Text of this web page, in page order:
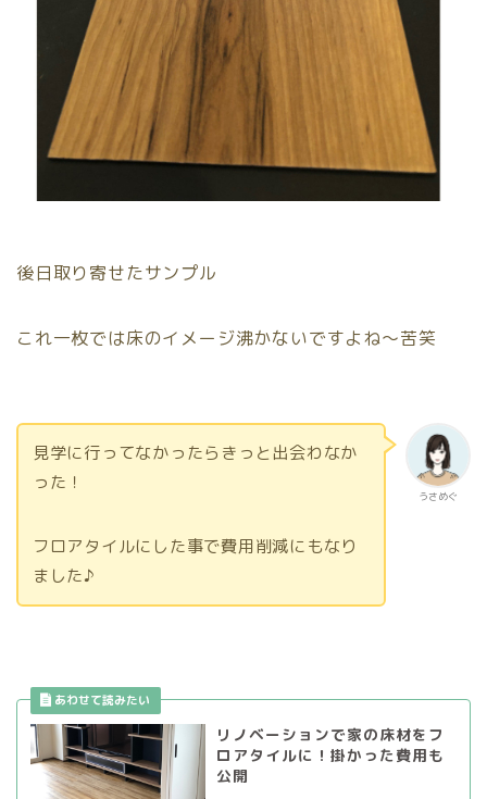
後日取り寄せたサンプル
これ一枚では床のイメージ沸かないですよね〜苦笑
うさめぐ
見学に行ってなかったらきっと出会わなか
った！
フロアタイルにした事で費用削減にもなり
ました♪
リノベーションで家の床材をフ
ロアタイルに！掛かった費用も
公開